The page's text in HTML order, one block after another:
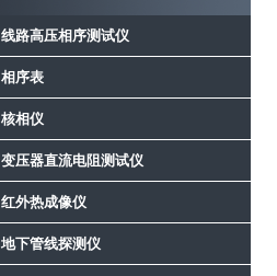
线路高压相序测试仪
相序表
核相仪
变压器直流电阻测试仪
红外热成像仪
地下管线探测仪